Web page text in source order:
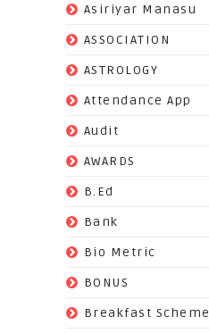
Asiriyar Manasu
ASSOCIATION
ASTROLOGY
Attendance App
Audit
AWARDS
B.Ed
Bank
Bio Metric
BONUS
Breakfast Scheme